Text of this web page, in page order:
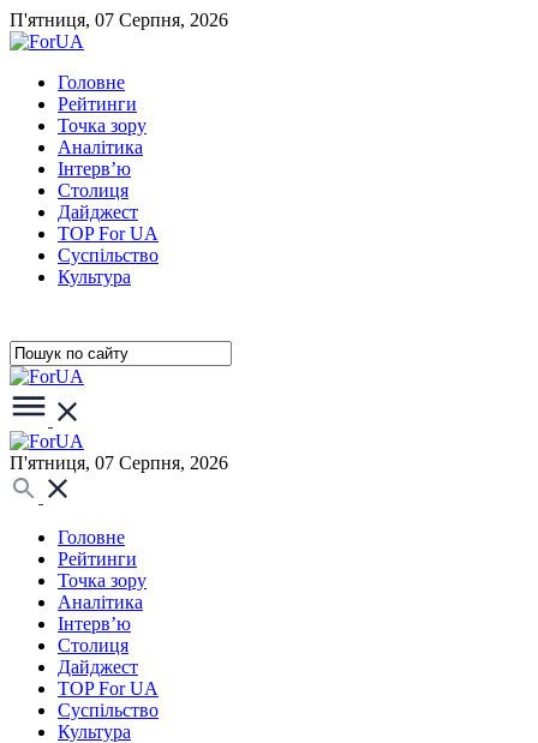
П'ятниця, 07 Серпня, 2026
Головне
Рейтинги
Точка зору
Аналітика
Інтерв’ю
Столиця
Дайджест
TOP For UA
Суспiльство
Культура
П'ятниця, 07 Серпня, 2026
Головне
Рейтинги
Точка зору
Аналітика
Інтерв’ю
Столиця
Дайджест
TOP For UA
Суспiльство
Культура